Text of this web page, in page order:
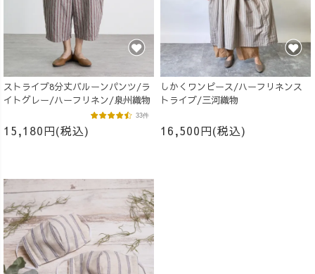
ストライプ8分丈バルーンパンツ/ラ
イトグレー/ハーフリネン/泉州織物
15,180円(税込)
33件
しかくワンピース/ハーフリネンス
トライプ/三河織物
16,500円(税込)